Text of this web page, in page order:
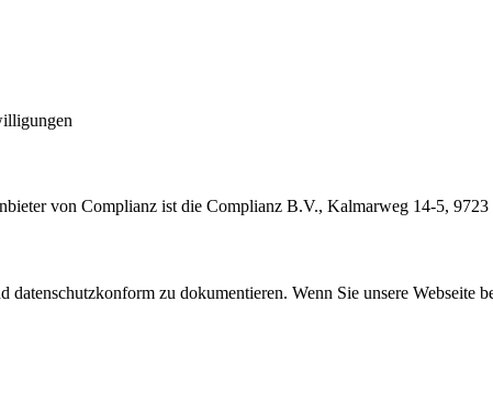
von Complianz ist die Complianz B.V., Kalmarweg 14-5,
zu dokumentieren. Wenn Sie unsere Webseite